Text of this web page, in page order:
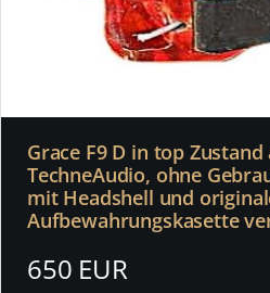
Grace F9 D in top
TechneAudio, ohne
mit Headshell und
Aufbewahrungskasette
650 EUR